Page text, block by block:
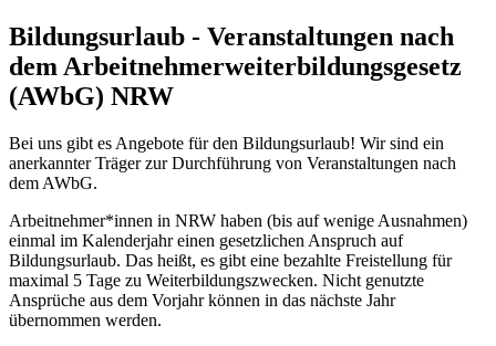
Bildungsurlaub - Veranstaltungen nach
dem Arbeitnehmerweiterbildungsgesetz
(AWbG) NRW
Bei uns gibt es Angebote für den Bildungsurlaub! Wir sind ein
anerkannter Träger zur Durchführung von Veranstaltungen nach
dem AWbG.
Arbeitnehmer*innen in NRW haben (bis auf wenige Ausnahmen)
einmal im Kalenderjahr einen gesetzlichen Anspruch auf
Bildungsurlaub. Das heißt, es gibt eine bezahlte Freistellung für
maximal 5 Tage zu Weiterbildungszwecken. Nicht genutzte
Ansprüche aus dem Vorjahr können in das nächste Jahr
übernommen werden.